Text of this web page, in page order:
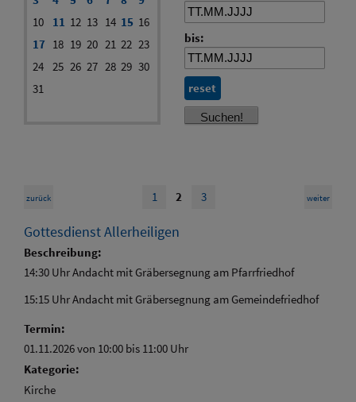
10
11 12 13 14 15 16
17 18 19 20 21 22 23
24 25 26 27 28 29 30
31
bis:
reset
zurück 1 2 3 weiter
Gottesdienst Allerheiligen
Beschreibung:
14:30 Uhr Andacht mit Gräbersegnung am Pfarrfriedhof
15:15 Uhr Andacht mit Gräbersegnung am Gemeindefriedhof
Termin:
01.11.2026 von 10:00 bis 11:00 Uhr
Kategorie:
Kirche